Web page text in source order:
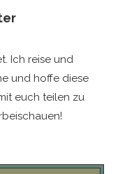
Ich reise und
und hoffe diese
euch teilen zu